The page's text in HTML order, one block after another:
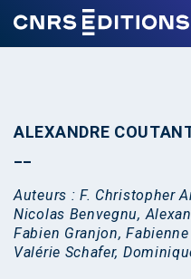
ALEXANDRE
Auteurs : F. Christopher
Nicolas Benvegnu,
Fabien Granjon,
Valérie Schafer,